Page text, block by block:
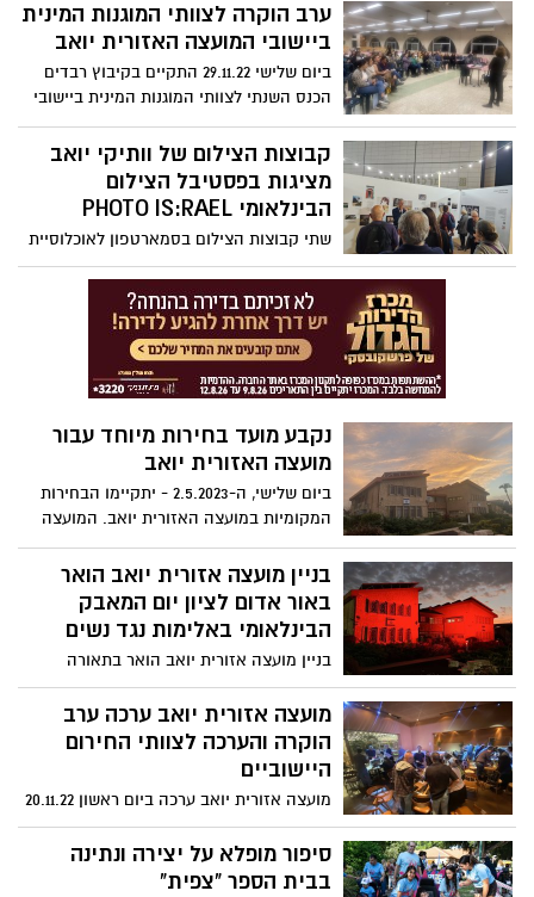
היום (שישי) מועצה אזורית יואב יוצאת
בהבהרה לתושביה כי התוכניות החינוכיות
המתוכננות במועצה, המעודדות פלורליזם
וחינוך לשוויוניות ימשיכו להתקיים
ערב הוקרה לצוותי המוגנות המינית
ביישובי המועצה האזורית יואב
ביום שלישי 29.11.22 התקיים בקיבוץ רבדים
הכנס השנתי לצוותי המוגנות המינית ביישובי
המועצה האזורית יואב בהשתתפות מ"מ ראש
המועצה עופר סלע, גורמי המקצוע במועצה,
בעלי תפקידים, מנהלי קהילות וצוותי המוגנות
המינית.
קבוצות הצילום של וותיקי יואב
מציגות בפסטיבל הצילום
הבינלאומי PHOTO IS:RAEL
שתי קבוצות הצילום בסמארטפון לאוכלוסיית
הוותיקים הפועלות ביואב, ביקרו השבוע
מציגות את עבודות הצילום הנהדרות שלהן.
נקבע מועד בחירות מיוחד עבור
מועצה האזורית יואב
ביום שלישי, ה-2.5.2023 - יתקיימו הבחירות
המקומיות במועצה האזורית יואב. המועצה
מונה 9,845 תושבים המתגוררים ב- 14 ישובים
בניין מועצה אזורית יואב הואר
באור אדום לציון יום המאבק
הבינלאומי באלימות נגד נשים
בניין מועצה אזורית יואב הואר בתאורה
אדומה החל מיום חמישי בערב ולאורך כל
הסופ"ש זאת לציון יום המאבק הבינלאומי
באלימות כלפי נשים שצויין ביום שישי
25/11/22.
מועצה אזורית יואב ערכה ערב
הוקרה והערכה לצוותי החירום
היישוביים
מועצה אזורית יואב ערכה ביום ראשון 20.11.22
ערב הוקרה מיוחד לצוותי החירום היישוביים
במעמד ראש המועצה היוצאת חה"כ ד"ר מטי
צרפתי הרכבי ובהשתתפות מ"מ ראש המועצה
סיפור מופלא על יצירה ונתינה
בבית הספר "צפית"